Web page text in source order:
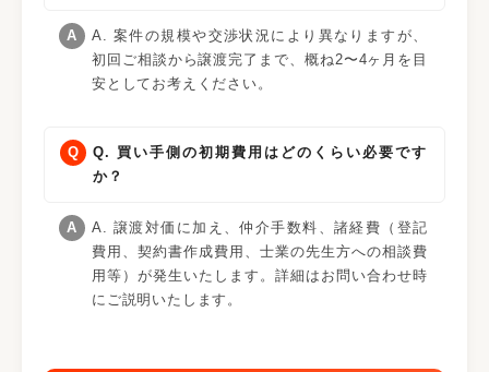
A. 案件の規模や交渉状況により異なりますが、
初回ご相談から譲渡完了まで、概ね2〜4ヶ月を目
安としてお考えください。
Q. 買い手側の初期費用はどのくらい必要です
か？
A. 譲渡対価に加え、仲介手数料、諸経費（登記
費用、契約書作成費用、士業の先生方への相談費
用等）が発生いたします。詳細はお問い合わせ時
にご説明いたします。